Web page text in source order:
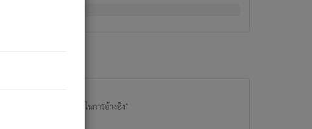
สุด ก่อนนำข้อมูลไปใช้ในการอ้างอิง"